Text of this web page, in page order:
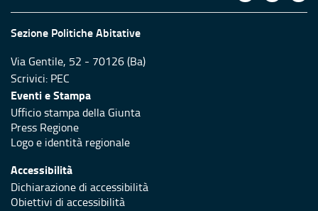
Sezione Politiche Abitative
Via Gentile, 52 - 70126 (Ba)
Scrivici: PEC
Eventi e Stampa
Ufficio stampa della Giunta
Press Regione
Logo e identità regionale
Accessibilità
Dichiarazione di accessibilità
Obiettivi di accessibilità